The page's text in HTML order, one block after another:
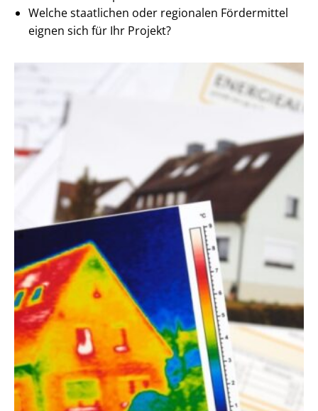
Welche staatlichen oder regionalen Fördermittel
eignen sich für Ihr Projekt?